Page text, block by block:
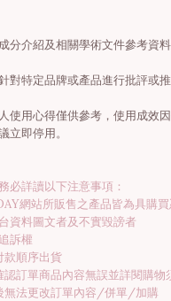
分介紹及相關學術文件參考資
對特定品牌或產品進行批評或
使用心得僅供參考，使用成效
立即停用。
必詳讀以下注意事項：
網站所販售之產品皆為具購
資料圖文者及不實毀謗者
訴權
款順序出貨
訂單商品內容無誤並詳閱購物
無法更改訂單內容/併單/加購